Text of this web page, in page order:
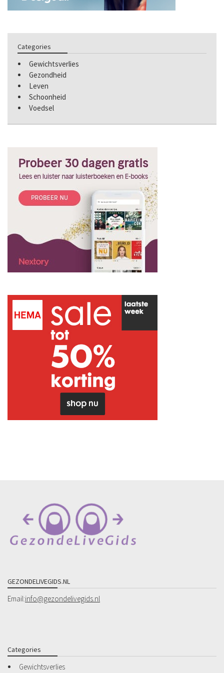
Categories
Gewichtsverlies
Gezondheid
Leven
Schoonheid
Voedsel
GEZONDELIVEGIDS.NL
Email:info@gezondelivegids.nl
Categories
Gewichtsverlies